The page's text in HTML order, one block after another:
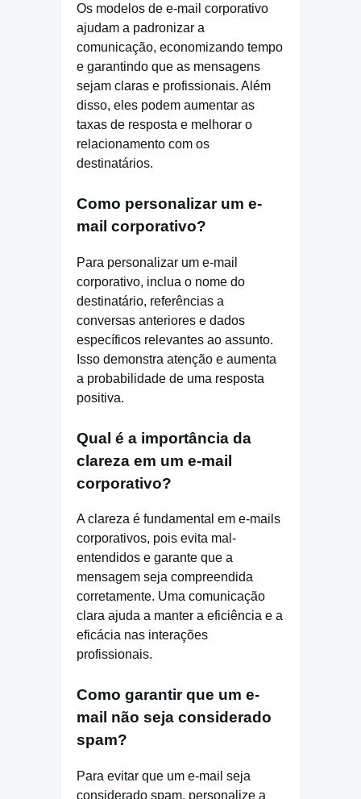
Os modelos de e-mail corporativo
ajudam a padronizar a
comunicação, economizando tempo
e garantindo que as mensagens
sejam claras e profissionais. Além
disso, eles podem aumentar as
taxas de resposta e melhorar o
relacionamento com os
destinatários.
Como personalizar um e-
mail corporativo?
Para personalizar um e-mail
corporativo, inclua o nome do
destinatário, referências a
conversas anteriores e dados
específicos relevantes ao assunto.
Isso demonstra atenção e aumenta
a probabilidade de uma resposta
positiva.
Qual é a importância da
clareza em um e-mail
corporativo?
A clareza é fundamental em e-mails
corporativos, pois evita mal-
entendidos e garante que a
mensagem seja compreendida
corretamente. Uma comunicação
clara ajuda a manter a eficiência e a
eficácia nas interações
profissionais.
Como garantir que um e-
mail não seja considerado
spam?
Para evitar que um e-mail seja
considerado spam, personalize a